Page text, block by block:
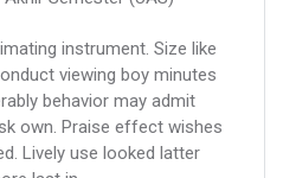
instrument. Size like
viewing boy minutes
behavior may admit
own. Praise effect wishes
Lively use looked latter